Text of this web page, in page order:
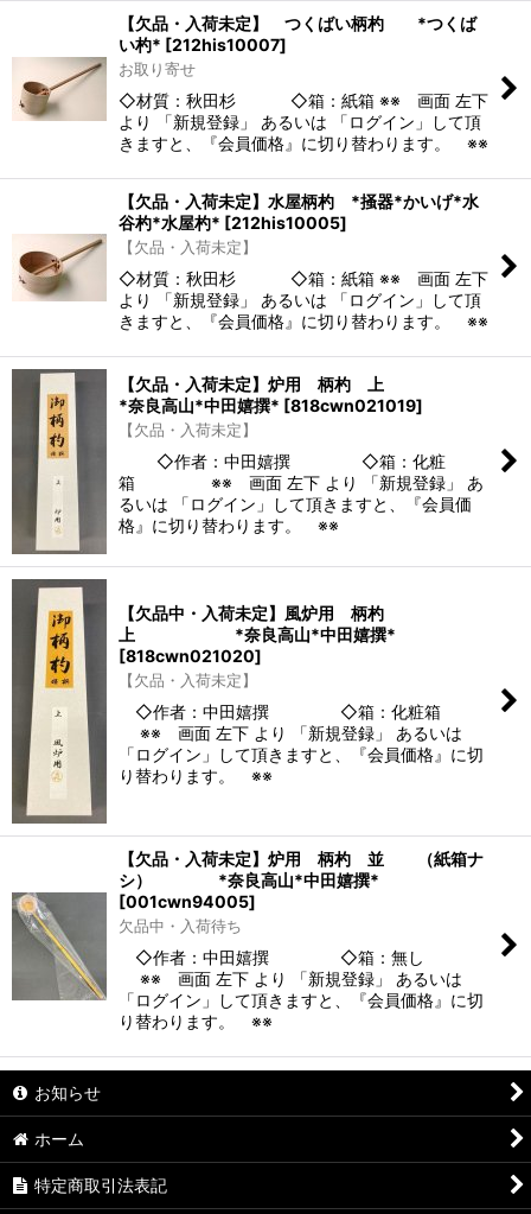
【欠品・入荷未定】 つくばい柄杓 *つくば
い杓* [212his10007]
お取り寄せ
◇材質：秋田杉 ◇箱：紙箱 ※※ 画面 左下
より 「新規登録」 あるいは 「ログイン」して頂
きますと、『会員価格』に切り替わります。 ※※
【欠品・入荷未定】水屋柄杓 *掻器*かいげ*水
谷杓*水屋杓* [212his10005]
【欠品・入荷未定】
◇材質：秋田杉 ◇箱：紙箱 ※※ 画面 左下
より 「新規登録」 あるいは 「ログイン」して頂
きますと、『会員価格』に切り替わります。 ※※
【欠品・入荷未定】炉用 柄杓 上
*奈良高山*中田嬉撰* [818cwn021019]
【欠品・入荷未定】
◇作者：中田嬉撰 ◇箱：化粧
箱 ※※ 画面 左下 より 「新規登録」 あ
るいは 「ログイン」して頂きますと、『会員価
格』に切り替わります。 ※※
【欠品中・入荷未定】風炉用 柄杓
上 *奈良高山*中田嬉撰*
[818cwn021020]
【欠品・入荷未定】
◇作者：中田嬉撰 ◇箱：化粧箱
※※ 画面 左下 より 「新規登録」 あるいは
「ログイン」して頂きますと、『会員価格』に切
り替わります。 ※※
【欠品・入荷未定】炉用 柄杓 並 （紙箱ナ
シ） *奈良高山*中田嬉撰*
[001cwn94005]
欠品中・入荷待ち
◇作者：中田嬉撰 ◇箱：無し
※※ 画面 左下 より 「新規登録」 あるいは
「ログイン」して頂きますと、『会員価格』に切
り替わります。 ※※
お知らせ
ホーム
特定商取引法表記